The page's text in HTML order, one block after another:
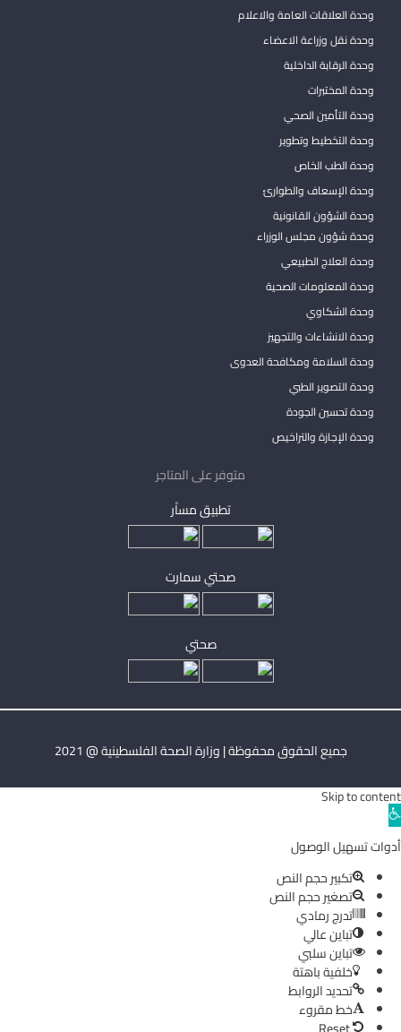
وحدة العلاقات العامة والاعلام
وحدة نقل وزراعة الاعضاء
وحدة الرقابة الداخلية
وحدة المختبرات
وحدة التأمين الصحي
وحدة التخطيط وتطوير
وحدة الطب الخاص
وحدة الإسعاف والطوارئ
وحدة الشؤون القانونية
وحدة شؤون مجلس الوزراء
وحدة العلاج الطبيعي
وحدة المعلومات الصحية
وحدة الشكاوي
وحدة الانشاءات والتجهيز
وحدة السلامة ومكافحة العدوى
وحدة التصوير الطبي
وحدة تحسين الجودة
وحدة الإجازة والتراخيص
متوفر على المتاجر
تطبيق مساْر
صحتي سمارت
صحتي
جميع الحقوق محفوظة | وزارة الصحة الفلسطينية @ 2021
Skip to content
Open
toolbar
أدوات تسهيل الوصول
تكبير حجم النص
تصغير حجم النص
تدرج رمادي
تباين عالي
تباين سلبي
خلفية باهتة
تحديد الروابط
خط مقروء